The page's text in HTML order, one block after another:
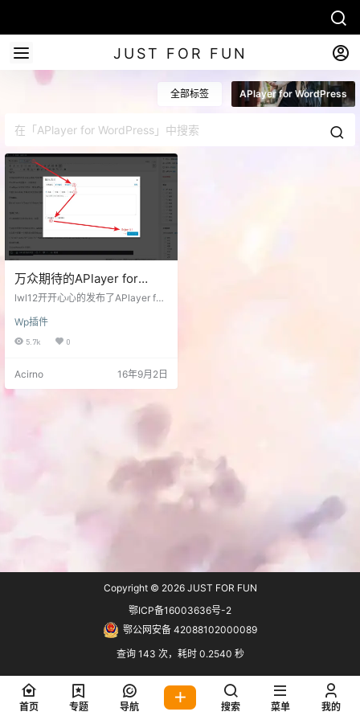
JUST FOR FUN
全部标签 APlayer for WordPress
万众期待的APlayer for
WordPress！- Hermit X
lwl12开开心心的发布了APlayer for
哦，推荐使用。 Hermit X，使用 AP
layer 前端播放器，新版网易云音乐
发布！ 特性： 支持直接调用网易云
音乐单曲/专辑/歌单/电台，虾米音
Wp插件
5.7k 0
Acirno 16年9月2日
Copyright © 2026JUST FOR FUN
鄂ICP备16003636号-2
鄂公网安备 42088102000089
查询 143 次，耗时 0.2540 秒
首页 专题 导航 搜索 菜单 我的